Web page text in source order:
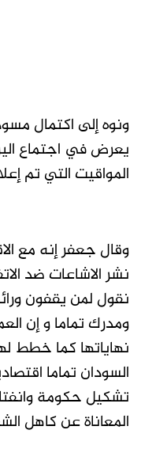
ونوه إلى اكتمال
يعرض في اجتماع
المواقيت التي تم
وقال جعفر إنه مع
نشر الاشاعات ضد
نقول لمن يقفون
ومدرك تماما و إن
السودان تماما
تشكيل حكومة
المعاناة عن كاهل